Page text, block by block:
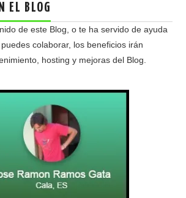
EL BLOG
de este Blog, o te ha servido de ayuda
colaborar, los beneficios irán
hosting y mejoras del Blog.